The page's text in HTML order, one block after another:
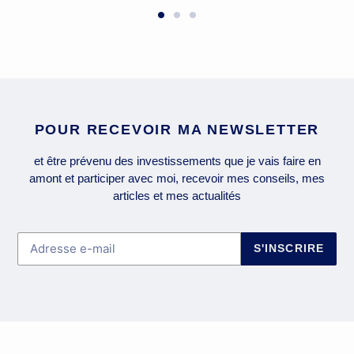
POUR RECEVOIR MA NEWSLETTER
et être prévenu des investissements que je vais faire en
amont et participer avec moi, recevoir mes conseils, mes
articles et mes actualités
S'INSCRIRE